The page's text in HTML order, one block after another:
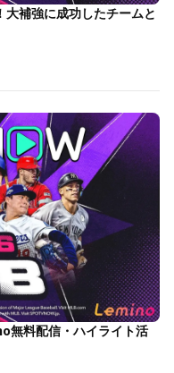
大補強に成功したチームと
無料配信・ハイライト活